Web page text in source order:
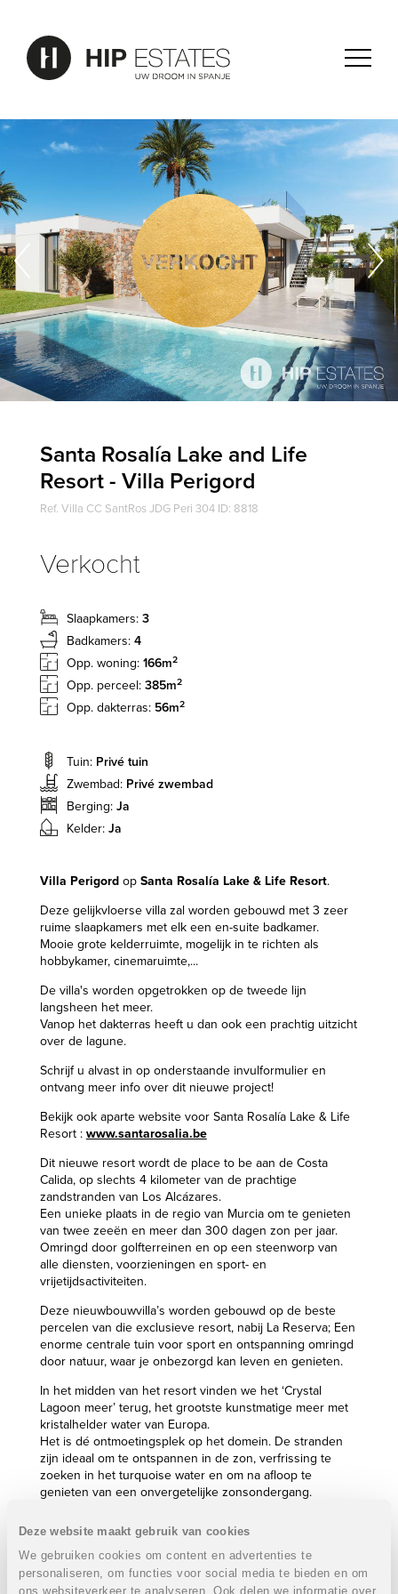
Deze website maakt gebruik van cookies
We gebruiken cookies om content en advertenties te
personaliseren, om functies voor social media te bieden en om
ons websiteverkeer te analyseren. Ook delen we informatie over
Santa Rosalía Lake and Life
Resort - Villa Perigord
Ref. Villa CC SantRos JDG Peri 304 ID: 8818
Verkocht
Slaapkamers: 3
Badkamers: 4
Opp. woning: 166m2
Opp. perceel: 385m2
Opp. dakterras: 56m2
Tuin: Privé tuin
Zwembad: Privé zwembad
Berging: Ja
Kelder: Ja
Villa Perigordop Santa Rosalía Lake & Life Resort.
Deze gelijkvloerse villa zal worden gebouwd met 3 zeer
ruime slaapkamers met elk een en-suite badkamer.
Mooie grote kelderruimte, mogelijk in te richten als
hobbykamer, cinemaruimte,...
De villa's worden opgetrokken op de tweede lijn
langsheen het meer.
Vanop het dakterras heeft u dan ook een prachtig uitzicht
over de lagune.
Schrijf u alvast in op onderstaande invulformulier en
ontvang meer info over dit nieuwe project!
Bekijk ook aparte website voor Santa Rosalía Lake & Life
Resort : www.santarosalia.be
Dit nieuwe resort wordt de place to be aan de Costa
Calida, op slechts 4 kilometer van de prachtige
zandstranden van Los Alcázares.
Een unieke plaats in de regio van Murcia om te genieten
van twee zeeën en meer dan 300 dagen zon per jaar.
Omringd door golfterreinen en op een steenworp van
alle diensten, voorzieningen en sport- en
vrijetijdsactiviteiten.
Deze nieuwbouwvilla’s worden gebouwd op de beste
percelen van die exclusieve resort, nabij La Reserva; Een
enorme centrale tuin voor sport en ontspanning omringd
door natuur, waar je onbezorgd kan leven en genieten.
In het midden van het resort vinden we het ‘Crystal
Lagoon meer’ terug, het grootste kunstmatige meer met
kristalhelder water van Europa.
Het is dé ontmoetingsplek op het domein. De stranden
zijn ideaal om te ontspannen in de zon, verfrissing te
zoeken in het turquoise water en om na afloop te
genieten van een onvergetelijke zonsondergang.
beschikt het resort over een Beach Club.
De Beach Club heeft een spectaculair uitzicht op het
meer, en geeft direct uit op het strand, met zijn chill-out
terras en speel- en relaxruimtes voor kinderen en